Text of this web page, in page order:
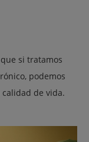
si tratamos
podemos
de vida.